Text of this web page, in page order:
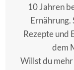
10 Jahren
Ernährung.
Rezepte und
dem
Willst du